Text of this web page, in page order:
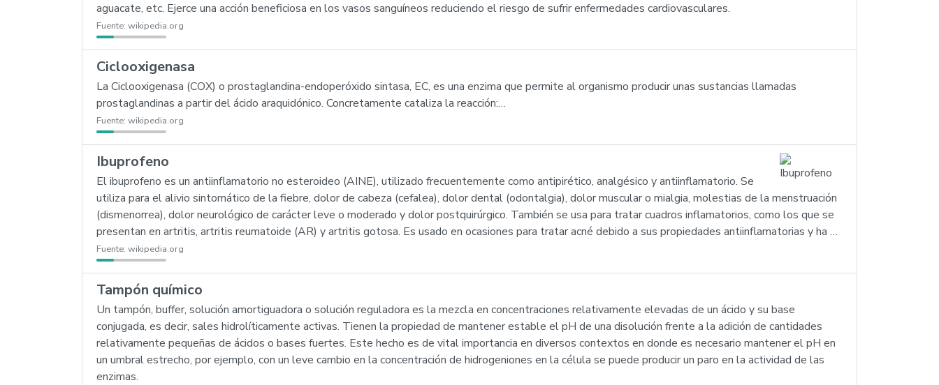
aguacate, etc. Ejerce una acción beneficiosa en los vasos sanguíneos reduciendo el riesgo de sufrir enfermedades cardiovasculares.
Fuente: wikipedia.org
Ciclooxigenasa
La Ciclooxigenasa (COX) o prostaglandina-endoperóxido sintasa, EC, es una enzima que permite al organismo producir unas sustancias llamadas
prostaglandinas a partir del ácido araquidónico. Concretamente cataliza la reacción:…
Fuente: wikipedia.org
Ibuprofeno
El ibuprofeno es un antiinflamatorio no esteroideo (AINE), utilizado frecuentemente como antipirético, analgésico y antiinflamatorio. Se
utiliza para el alivio sintomático de la fiebre, dolor de cabeza (cefalea), dolor dental (odontalgia), dolor muscular o mialgia, molestias de la menstruación
(dismenorrea), dolor neurológico de carácter leve o moderado y dolor postquirúrgico. También se usa para tratar cuadros inflamatorios, como los que se
presentan en artritis, artritis reumatoide (AR) y artritis gotosa. Es usado en ocasiones para tratar acné debido a sus propiedades antiinflamatorias y ha …
Fuente: wikipedia.org
Tampón químico
Un tampón, buffer, solución amortiguadora o solución reguladora es la mezcla en concentraciones relativamente elevadas de un ácido y su base
conjugada, es decir, sales hidrolíticamente activas. Tienen la propiedad de mantener estable el pH de una disolución frente a la adición de cantidades
relativamente pequeñas de ácidos o bases fuertes. Este hecho es de vital importancia en diversos contextos en donde es necesario mantener el pH en
un umbral estrecho, por ejemplo, con un leve cambio en la concentración de hidrogeniones en la célula se puede producir un paro en la actividad de las
enzimas.